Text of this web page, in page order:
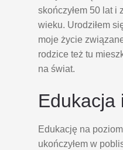
skończyłem 50 lat i
wieku. Urodziłem
moje życie
rodzice też tu
na świat.
Edukacja
Edukację na
ukończyłem w